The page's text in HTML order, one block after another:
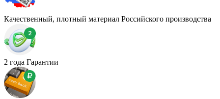
Качественный, плотный материал Российского производства
2 года Гарантии